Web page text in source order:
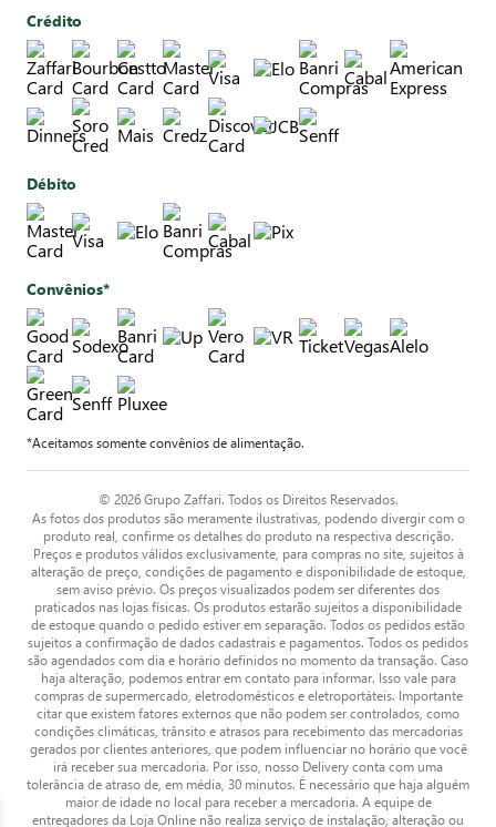
Crédito
Débito
Convênios*
*Aceitamos somente convênios de alimentação.
© 2026 Grupo Zaffari. Todos os Direitos Reservados.
As fotos dos produtos são meramente ilustrativas, podendo divergir com o
produto real, confirme os detalhes do produto na respectiva descrição.
Preços e produtos válidos exclusivamente, para compras no site, sujeitos à
alteração de preço, condições de pagamento e disponibilidade de estoque,
sem aviso prévio. Os preços visualizados podem ser diferentes dos
praticados nas lojas físicas. Os produtos estarão sujeitos a disponibilidade
de estoque quando o pedido estiver em separação. Todos os pedidos estão
sujeitos a confirmação de dados cadastrais e pagamentos. Todos os pedidos
são agendados com dia e horário definidos no momento da transação. Caso
haja alteração, podemos entrar em contato para informar. Isso vale para
compras de supermercado, eletrodomésticos e eletroportáteis. Importante
citar que existem fatores externos que não podem ser controlados, como
condições climáticas, trânsito e atrasos para recebimento das mercadorias
gerados por clientes anteriores, que podem influenciar no horário que você
irá receber sua mercadoria. Por isso, nosso Delivery conta com uma
tolerância de atraso de, em média, 30 minutos. É necessário que haja alguém
maior de idade no local para receber a mercadoria. A equipe de
entregadores da Loja Online não realiza serviço de instalação, alteração ou